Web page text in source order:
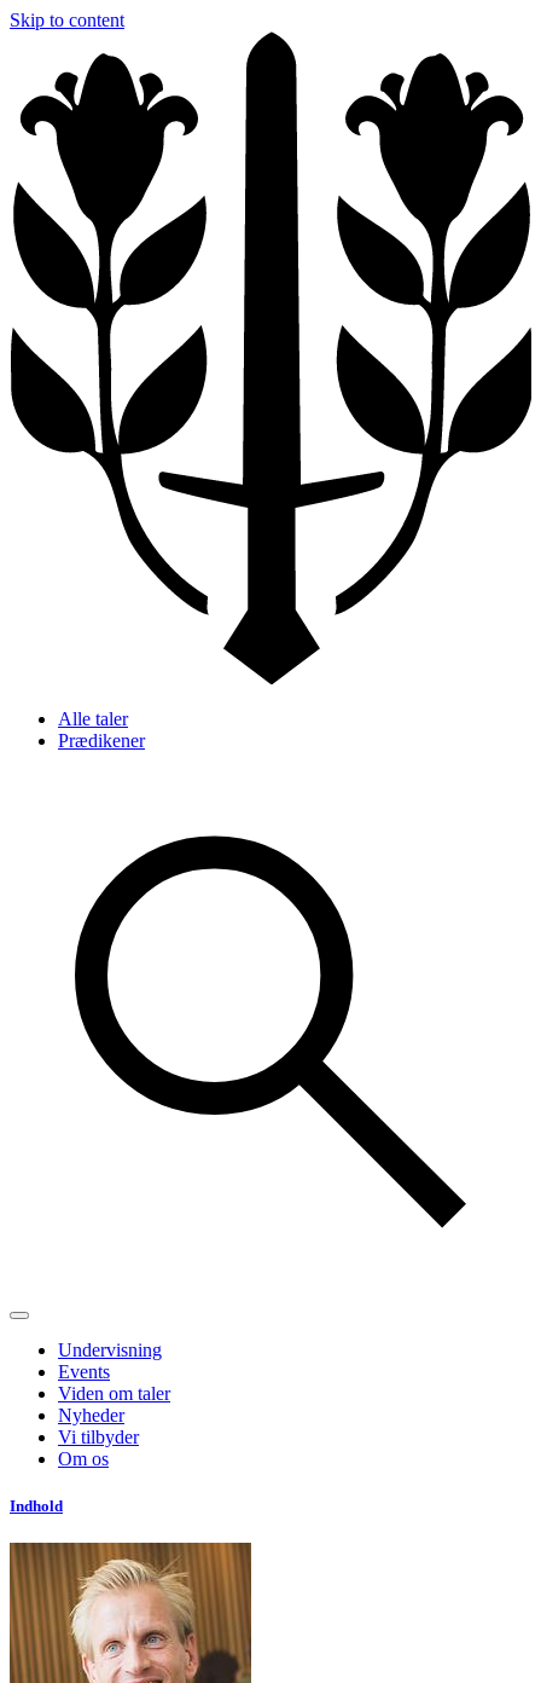
Skip to content
Alle taler
Prædikener
Undervisning
Events
Viden om taler
Nyheder
Vi tilbyder
Om os
Indhold